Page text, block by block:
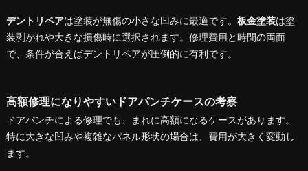
デントリペアは塗装が無傷の小さな凹みに最適です。 板金塗装は塗
装剥がれや大きな損傷時に選択されます。修理費用と時間の両面
で、条件が合えばデントリペアが圧倒的に有利です。
高額修理になりやすいドアパンチケースの考察
ドアパンチによる修理でも、まれに高額になるケースがあります。
特に大きな凹みや複雑なパネル形状の場合は、費用が大きく変動し
ます。